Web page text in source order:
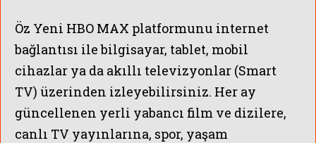
Öz Yeni HBO MAX platformunu internet
bağlantısı ile bilgisayar, tablet, mobil
cihazlar ya da akıllı televizyonlar (Smart
TV) üzerinden izleyebilirsiniz. Her ay
güncellenen yerli yabancı film ve dizilere,
canlı TV yayınlarına, spor, yaşam